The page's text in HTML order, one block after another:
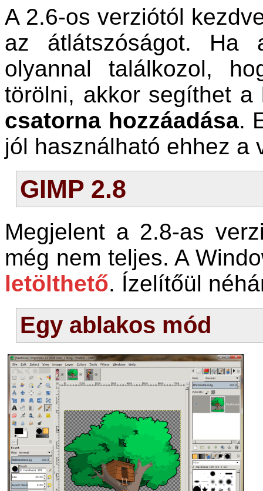
A 2.6-os verziótól
az átlátszóságot. Ha
olyannal találkozol,
törölni, akkor segíthet a
csatorna hozzáadása.
jól használható ehhez a
GIMP 2.8
Megjelent a 2.8-as
még nem teljes. A
letölthető. Ízelítőül
Egy ablakos mód